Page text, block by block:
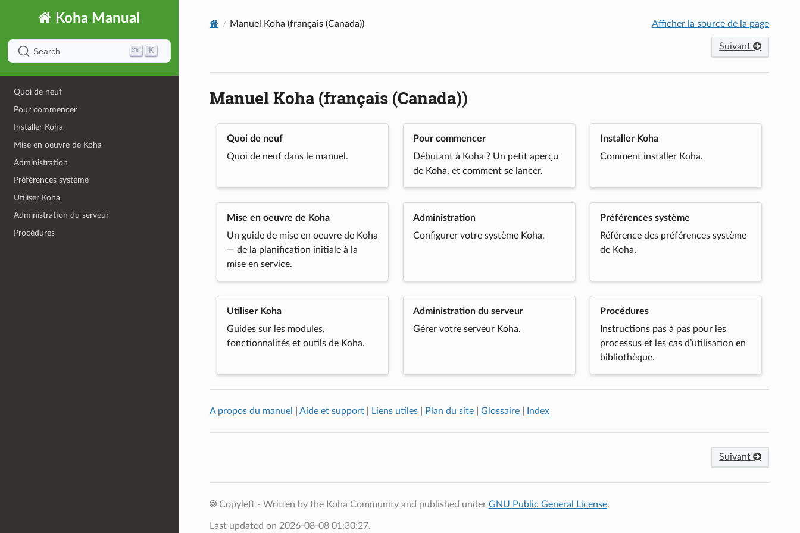
Koha Manual
Search K
Quoi de neuf
Pour commencer
Installer Koha
Mise en oeuvre de Koha
Administration
Préférences système
Utiliser Koha
Administration du serveur
Procédures
Manuel Koha (français (Canada)) Afficher la source de la page
Suivant
Manuel Koha (français (Canada))
Quoi de neuf
Quoi de neuf dans le manuel.
Pour commencer
Débutant à Koha ? Un petit aperçu
de Koha, et comment se lancer.
Installer Koha
Comment installer Koha.
Mise en oeuvre de Koha
Un guide de mise en oeuvre de Koha
— de la planification initiale à la
mise en service.
Administration
Configurer votre système Koha.
Préférences système
Référence des préférences système
de Koha.
Utiliser Koha
Guides sur les modules,
fonctionnalités et outils de Koha.
Administration du serveur
Gérer votre serveur Koha.
Procédures
Instructions pas à pas pour les
processus et les cas d’utilisation en
bibliothèque.
A propos du manuel Aide et support| Liens utiles| Plan du site| Glossaire| Index
Suivant
Copyleft - Written by the Koha Community and published under GNU Public General License.
Last updated on 2026-08-08 01:30:27.